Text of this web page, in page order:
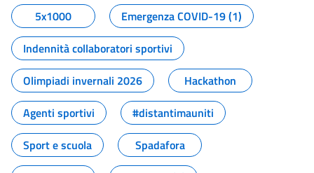
5x1000
Emergenza COVID-19 (1)
Indennità collaboratori sportivi
Olimpiadi invernali 2026
Hackathon
Agenti sportivi
#distantimauniti
Sport e scuola
Spadafora